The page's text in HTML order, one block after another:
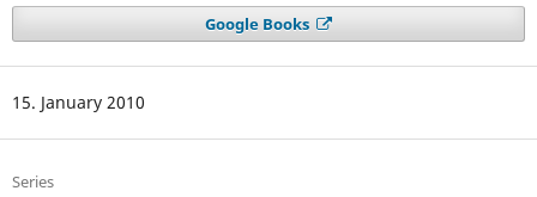
Google Books
15. January 2010
Series